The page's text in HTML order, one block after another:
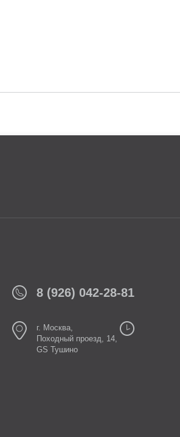
8 (926) 042-28-81
г. Москва,
Походный проезд, 14,
GS Тушино